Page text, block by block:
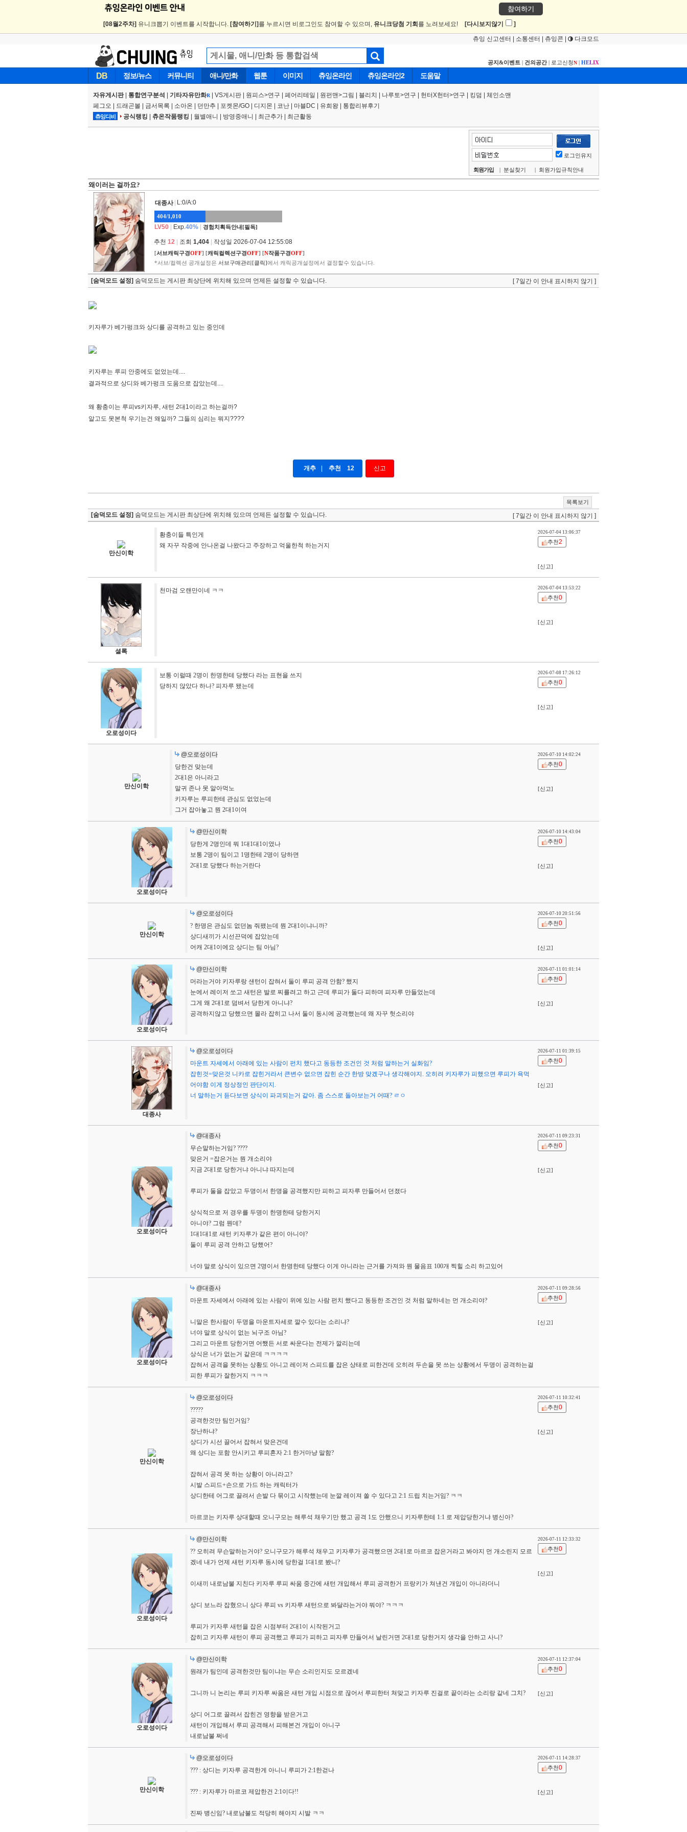
참여하기
[08월2주차] 유니크뽑기 이벤트를 시작합니다. [참여하기] 를 누르시면 비로그인도 참여할 수 있으며, 유니크당첨 기회 를 노려보세요! [다시보지않기 ]
츄잉 신고센터 소통센터 츄잉콘 다크모드
공지&이벤트 | 건의공간| 로고신청N | HELIX
DB 정보/뉴스 커뮤니티 애니/만화 웹툰 이미지 츄잉온라인 츄잉온라인2 도움말
자유게시판| 통합연구분석 기타자유만화R| VS게시판 원피스>연구 페어리테일 | 원펀맨>그림 블리치 나루토>연구 헌터X헌터>연구 킹덤
체인소맨
페그오
드래곤볼 금서목록 소아온 던만추 포켓몬/GO 디지몬 코난 마블DC 유희왕 통합리뷰후기
츄잉디비 공식랭킹 츄온작품랭킹 월별애니 방영중애니 최근추가 최근활동
로그인유지
회원가입 | 분실찾기 | 회원가입규칙안내
왜이러는 걸까요?
대종사 L:0/A:0
404/1,010
LV50 Exp.40% 경험치획득안내[필독]
추천 12 조회 1,404 작성일 2026-07-04 12:55:08
[서브캐릭구경OFF] [캐릭컬렉션구경OFF] [N작품구경OFF]
*서브/컬렉션 공개설정은 서브구매관리[클릭]에서 캐릭공개설정에서 결정할수 있습니다.
[숨덕모드 설정] 숨덕모드는 게시판 최상단에 위치해 있으며 언제든 설정할 수 있습니다. [ 7일간 이 안내 표시하지 않기 ]
키자루가 베가펑크와 상디를 공격하고 있는 중인데
키자루는 루피 안중에도 없었는데....
결과적으로 상디와 베가펑크 도움으로 잡았는데....
왜 황충이는 루피vs키자루, 새턴 2대1이라고 하는걸까?
알고도 못본척 우기는건 왜일까? 그들의 심리는 뭐지????
개추 추천 12 신고
목록보기
[숨덕모드 설정] 숨덕모드는 게시판 최상단에 위치해 있으며 언제든 설정할 수 있습니다. [ 7일간 이 안내 표시하지 않기 ]
만신이학
황충이들 특인게
왜 자꾸 작중에 안나온걸 나왔다고 주장하고 억울한척 하는거지
2026-07-04 13:06:37
추천2
[신고]
셜록
천마검 오랜만이네 ㅋㅋ 2026-07-04 13:53:22
추천0
[신고]
오로성이다
보통 이럴때 2명이 한명한테 당했다 라는 표현을 쓰지
당하지 않았다 하나? 피자루 됐는데
2026-07-08 17:26:12
추천0
[신고]
만신이학
@오로성이다
당한건 맞는데
2대1은 아니라고
말귀 존나 못 알아먹노
키자루는 루피한테 관심도 없었는데
그거 잡아놓고 뭔 2대1이여
2026-07-10 14:02:24
추천0
[신고]
오로성이다
@만신이학
당한게 2명인데 뭐 1대1대1이였나
보통 2명이 팀이고 1명한테 2명이 당하면
2대1로 당했다 하는거란다
2026-07-10 14:43:04
추천0
[신고]
만신이학
@오로성이다
? 한명은 관심도 없던놈 줘팼는데 뭔 2대1이냐니까?
상디새끼가 시선끈덕에 잡았는데
어캐 2대1이에요 상디는 팀 아님?
2026-07-10 20:51:56
추천0
[신고]
오로성이다
@만신이학
머라는거야 키자루랑 샌턴이 잡혀서 둘이 루피 공격 안함? 했지
눈에서 레이저 쏘고 새턴은 발로 찌를려고 하고 근데 루피가 둘다 피하며 피자루 만들었는데
그게 왜 2대1로 덤벼서 당한게 아니냐?
공격하지않고 당했으면 몰라 잡히고 나서 둘이 동시에 공격했는데 왜 자꾸 헛소리야
2026-07-11 01:01:14
추천0
[신고]
대종사
@오로성이다
마운트 자세에서 아래에 있는 사람이 펀치 했다고 동등한 조건인 것 처럼 말하는거 실화임?
잡힌것=맞은것 니카로 잡힌거라서 큰변수 없으면 잡힌 순간 한방 맞겠구나 생각해야지. 오히려 키자루가 피했으면 루피가 욕먹
어야함 이게 정상정인 판단이지.
너 말하는거 듣다보면 상식이 파괴되는거 같아. 좀 스스로 돌아보는거 어때? ㄹㅇ
2026-07-11 01:39:15
추천0
[신고]
오로성이다
@대종사
무슨말하는거임? ????
맞은거 =잡은거는 뭔 개소리야
지금 2대1로 당한거냐 아니냐 따지는데
루피가 둘을 잡았고 두명이서 한명을 공격했지만 피하고 피자루 만들어서 던졌다
상식적으로 저 경우를 두명이 한명한테 당한거지
아니야? 그럼 뭔데?
1대1대1로 새턴 키자루가 같은 편이 아니야?
둘이 루피 공격 안하고 당했어?
너야 말로 상식이 있으면 2명이서 한명한테 당했다 이게 아니라는 근거를 가져와 뭔 물음표 100개 찍힐 소리 하고있어
2026-07-11 09:23:31
추천0
[신고]
오로성이다
@대종사
마운트 자세에서 아래에 있는 사람이 위에 있는 사람 펀치 했다고 동등한 조건인 것 처럼 말하네는 먼 개소리야?
니말은 한사람이 두명을 마운트자세로 깔수 있다는 소리냐?
너야 말로 상식이 없는 뇌구조 아님?
그리고 마운트 당한거면 어쨌든 서로 싸운다는 전제가 깔리는데
상식은 너가 없는거 같은데 ㅋㅋㅋㅋ
잡혀서 공격을 못하는 상황도 아니고 레이저 스피드를 잡은 상태로 피한건데 오히려 두손을 못 쓰는 상황에서 두명이 공격하는걸
피한 루피가 잘한거지 ㅋㅋㅋ
2026-07-11 09:28:56
추천0
[신고]
만신이학
@오로성이다
?????
공격한것만 팀인거임?
장난하냐?
상디가 시선 끌어서 잡혀서 맞은건데
왜 상디는 포함 안시키고 루피혼자 2:1 한거마냥 말함?
잡혀서 공격 못 하는 상황이 아니라고?
시발 스피드+손으로 가드 하는 캐릭터가
상디한테 어그로 끌려서 손발 다 묶이고 시작했는데 눈깔 레이져 쏠 수 있다고 2:1 드립 치는거임? ㅋㅋ
마르코는 키자루 상대할때 오니구모는 해루석 채우기만 했고 공격 1도 안했으니 키자루한테 1:1 로 제압당한거냐 병신아?
2026-07-11 10:32:41
추천0
[신고]
오로성이다
@만신이학
?? 오히려 무슨말하는거야? 오니구모가 해루석 채우고 키자루가 공격했으면 2대1로 마르코 잡은거라고 봐야지 먼 개소린지 모르
겠네 내가 언제 새턴 키자루 동시에 당한걸 1대1로 봤니?
이새끼 내로남불 지친다 키자루 루피 싸움 중간에 새턴 개입해서 루피 공격한거 프랑키가 쳐낸건 개입이 아니라더니
상디 보느라 잡혔으니 상다 루피 vs 키자루 새턴으로 봐달라는거야 뭐야? ㅋㅋㅋ
루피가 키자루 새턴을 잡은 시점부터 2대1이 시작된거고
잡히고 키자루 새턴이 루피 공격했고 루피가 피하고 피자루 만들어서 날린거면 2대1로 당한거지 생각을 안하고 사니?
2026-07-11 12:33:32
추천0
[신고]
오로성이다
@만신이학
원래가 팀인데 공격한것만 팀이냐는 무슨 소리인지도 모르겠네
그니까 니 논리는 루피 키자루 싸움은 새턴 개입 시점으로 끊어서 루피한터 쳐맞고 키자루 진걸로 끝이라는 소리랑 같네 그치?
상디 어그로 끌려서 잡힌건 영향을 받은거고
새턴이 개입해서 루피 공격해서 피해본건 개입이 아니구
내로남불 쩌네
2026-07-11 12:37:04
추천0
[신고]
만신이학
@오로성이다
??? : 상디는 키자루 공격한게 아니니 루피가 2:1한걷나
??? : 키자루가 마르코 제압한건 2:1이다!!
진짜 병신임? 내로남불도 적당히 해야지 시발 ㅋㅋ
2026-07-11 14:28:37
추천0
[신고]